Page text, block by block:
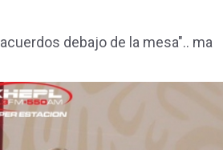
debajo de la mesa".. ma